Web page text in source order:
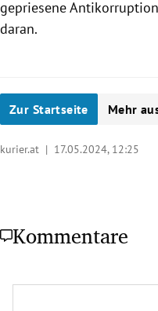
gepriesene
daran.
Zur Startseite Mehr
kurier.at | 17.05.2024, 12:25
Kommentare